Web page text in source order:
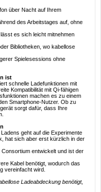
über Nacht auf Ihrem
des Arbeitstages auf, ohne
es sich leicht mitnehmen
Bibliotheken, wo kabellose
Spielesessions ohne
ist
schnelle Ladefunktionen mit
Kompatibilität mit Qi-fähigen
machen es zu einem
Smartphone-Nutzer. Ob zu
sorgt dafür, dass Ihre
geht auf die Experimente
hat sich aber erst kürzlich in der
entwickelt und ist der
Kabel benötigt, wodurch das
vereinfacht wird.
Ladeabdeckung benötigt,